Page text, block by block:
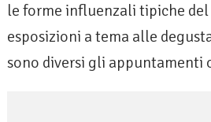
le forme influenzali tipiche
esposizioni a tema alle
sono diversi gli appuntamenti